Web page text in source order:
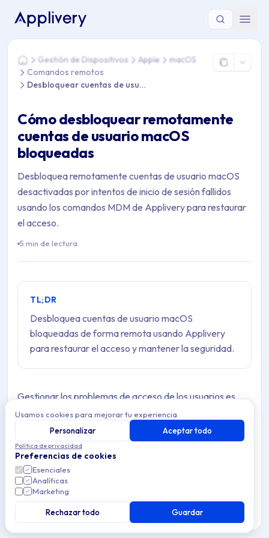
Estás aquí: Home > Gestión de Dispositivos > Apple >
HomeGestión de Dispositivos Apple
macOS
Comandos remotos
Desbloquear cuentas de usuario
Cómo desbloquear remotamente
cuentas de usuario macOS
bloqueadas
Desbloquea remotamente cuentas de usuario macOS
desactivadas por intentos de inicio de sesión fallidos
usando los comandos MDM de Applivery para restaurar
el acceso.
5 min de lectura
TL;DR
Desbloquea cuentas de usuario macOS
bloqueadas de forma remota usando Applivery
para restaurar el acceso y mantener la seguridad.
Gestionar los problemas de acceso de los usuarios es
una parte esencial para mantener el buen
funcionamiento y la seguridad en todos los dispositivos
macOS corporativos.
En ocasiones, una cuenta de usuario puede quedar
bloqueada después de superar el número permitido de
intentos fallidos de inicio de sesión — normalmente por
las políticas de contraseñas aplicadas. Cuando esto
Usamos cookies para mejorar tu experiencia.
Personalizar
Aceptar todo
Política de privacidad
Preferencias de cookies
Esenciales
Analíticas
Marketing
Rechazar todo Guardar